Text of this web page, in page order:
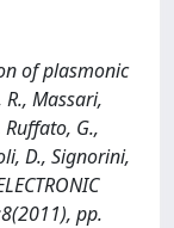
of plasmonic
Massari,
G.,
D., Signorini,
pp.